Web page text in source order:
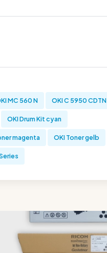
MC 560 N OKI C 5950 CDTN
OKI Drum Kit cyan
magenta OKI Toner gelb